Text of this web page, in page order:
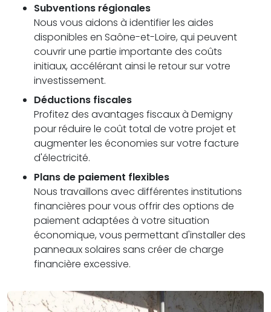
Subventions régionales
Nous vous aidons à identifier les aides
disponibles en Saône-et-Loire, qui peuvent
couvrir une partie importante des coûts
initiaux, accélérant ainsi le retour sur votre
investissement.
Déductions fiscales
Profitez des avantages fiscaux à Demigny
pour réduire le coût total de votre projet et
augmenter les économies sur votre facture
d'électricité.
Plans de paiement flexibles
Nous travaillons avec différentes institutions
financières pour vous offrir des options de
paiement adaptées à votre situation
économique, vous permettant d'installer des
panneaux solaires sans créer de charge
financière excessive.